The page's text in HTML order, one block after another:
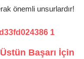
önemli unsurlardır!
Başarı İçin